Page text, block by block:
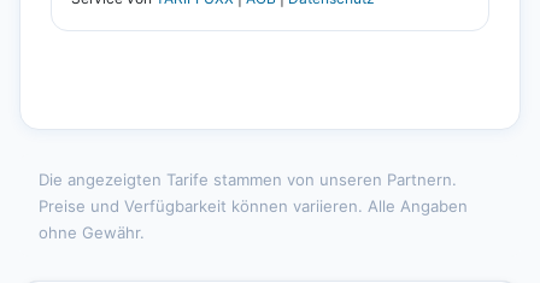
Die angezeigten Tarife stammen von unseren Partnern.
Preise und Verfügbarkeit können variieren. Alle Angaben
ohne Gewähr.